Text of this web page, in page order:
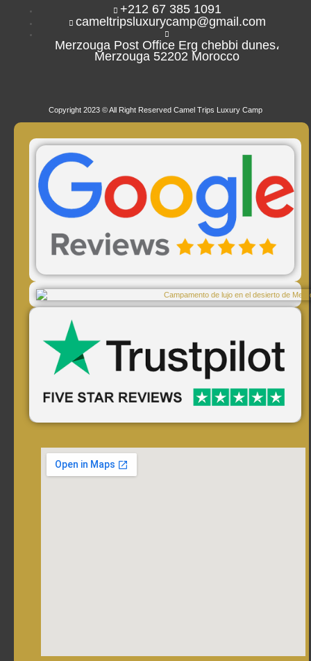
+212 67 385 1091
cameltripsluxurycamp@gmail.com
Merzouga Post Office Erg chebbi dunes،
Merzouga 52202 Morocco
Copyright 2023 © All Right Reserved Camel Trips Luxury Camp